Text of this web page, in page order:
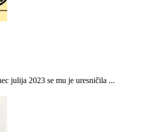
julija 2023 se mu je uresničila ...